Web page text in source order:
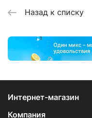
Назад к списку
Интернет-магазин
Компания